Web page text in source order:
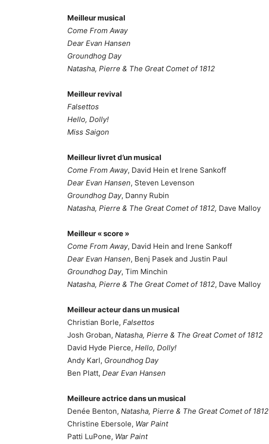
Meilleur musical
Come From Away
Dear Evan Hansen
Groundhog Day
Natasha, Pierre & The Great Comet of 1812
Meilleur revival
Falsettos
Hello, Dolly!
Miss Saigon
Meilleur livret d’un musical
Come From Away, David Hein et Irene Sankoff
Dear Evan Hansen, Steven Levenson
Groundhog Day, Danny Rubin
Natasha, Pierre & The Great Comet of 1812, Dave Malloy
Meilleur « score »
Come From Away, David Hein and Irene Sankoff
Dear Evan Hansen, Benj Pasek and Justin Paul
Groundhog Day, Tim Minchin
Natasha, Pierre & The Great Comet of 1812, Dave Malloy
Meilleur acteur dans un musical
Christian Borle, Falsettos
Josh Groban, Natasha, Pierre & The Great Comet of 1812
David Hyde Pierce, Hello, Dolly!
Andy Karl, Groundhog Day
Ben Platt, Dear Evan Hansen
Meilleure actrice dans un musical
Denée Benton, Natasha, Pierre & The Great Comet of 1812
Christine Ebersole, War Paint
Patti LuPone, War Paint